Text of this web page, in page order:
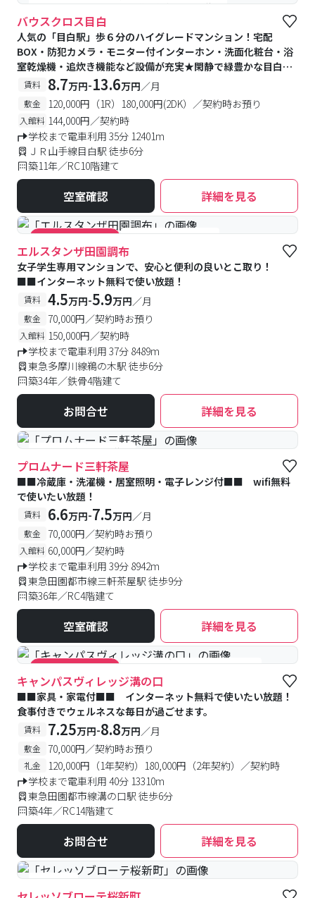
#女性専用フロアあり #予約受付中 #空室待ち
バウスクロス目白
人気の「目白駅」歩６分のハイグレードマンション！宅配
BOX・防犯カメラ・モニター付インターホン・洗面化粧台・浴
室乾燥機・追炊き機能など設備が充実★閑静で緑豊かな目白エ
リアは住みやすさ抜群♪
賃料 8.7万円-13.6万円／月
敷金 120,000円（1R）180,000円(2DK）／契約時お預り
入館料 144,000円／契約時
学校まで電車利用 35分 12401m
ＪＲ山手線目白駅 徒歩6分
築11年／RC10階建て
空室確認 詳細を見る
#キャンペーン実施中 #食事付き #女性専用
エルスタンザ田園調布
女子学生専用マンションで、安心と便利の良いとこ取り！
■■インターネット無料で使い放題！
賃料 4.5万円-5.9万円／月
敷金 70,000円／契約時お預り
入館料 150,000円／契約時
学校まで電車利用 37分 8489m
東急多摩川線鵜の木駅 徒歩6分
築34年／鉄骨4階建て
お問合せ 詳細を見る
#予約受付中 #空室待ち
プロムナード三軒茶屋
■■冷蔵庫・洗濯機・居室照明・電子レンジ付■■ wifi無料
で使いたい放題！
賃料 6.6万円-7.5万円／月
敷金 70,000円／契約時お預り
入館料 60,000円／契約時
学校まで電車利用 39分 8942m
東急田園都市線三軒茶屋駅 徒歩9分
築36年／RC4階建て
空室確認 詳細を見る
#キャンペーン実施中 #食事付き #女性専用フロアあり
キャンパスヴィレッジ溝の口
■■家具・家電付■■ インターネット無料で使いたい放題！
食事付きでウェルネスな毎日が過ごせます。
賃料 7.25万円-8.8万円／月
敷金 70,000円／契約時お預り
礼金
120,000円（1年契約）180,000円（2年契約）／契約時
学校まで電車利用 40分 13310m
東急田園都市線溝の口駅 徒歩6分
築4年／RC14階建て
お問合せ 詳細を見る
#食事付き